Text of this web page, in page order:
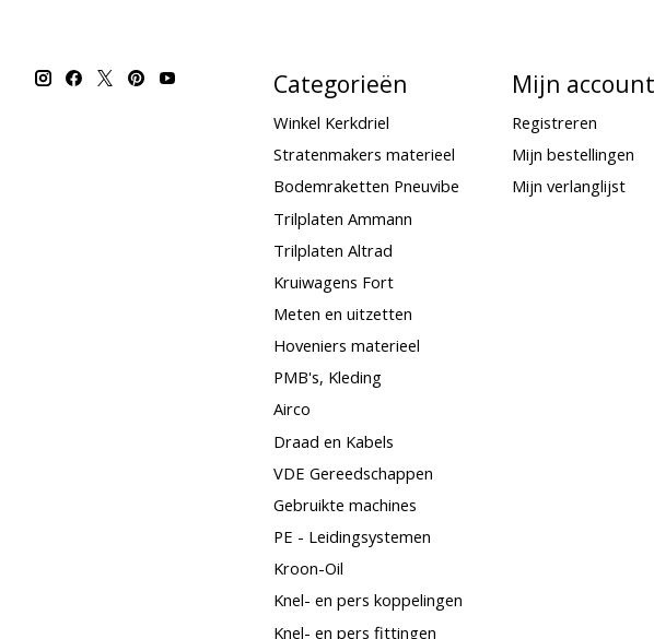
Categorieën
Winkel Kerkdriel
Stratenmakers materieel
Bodemraketten Pneuvibe
Trilplaten Ammann
Trilplaten Altrad
Kruiwagens Fort
Meten en uitzetten
Hoveniers materieel
PMB's, Kleding
Airco
Draad en Kabels
VDE Gereedschappen
Gebruikte machines
PE - Leidingsystemen
Kroon-Oil
Knel- en pers koppelingen
Knel- en pers fittingen
Mijn account
Registreren
Mijn bestellingen
Mijn verlanglijst